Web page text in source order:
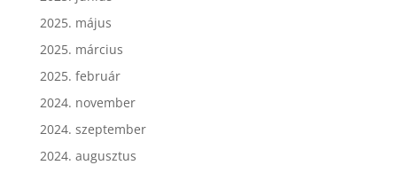
2025. május
2025. március
2025. február
2024. november
2024. szeptember
2024. augusztus